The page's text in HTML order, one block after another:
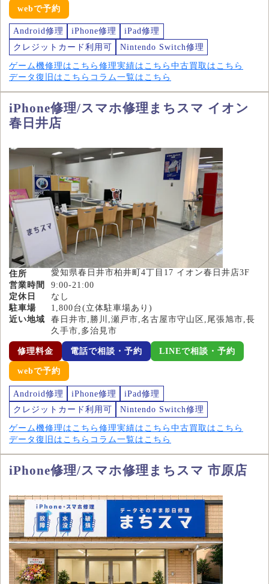
webで予約
Android修理 iPhone修理
iPad修理
クレジットカード利用可
Nintendo Switch修理
ゲーム機修理はこちら 修理実績はこちら 中古買取はこちら
データ復旧はこちら コラム一覧はこちら
iPhone修理/スマホ修理まちスマ イオン
春日井店
住所
愛知県春日井市柏井町4丁目17 イオン春日井店3F
営業時間
9:00-21:00
定休日
なし
駐車場
1,800台(立体駐車場あり)
近い地域
春日井市,勝川,瀬戸市,名古屋市守山区,尾張旭市,長
久手市,多治見市
修理料金 電話で相談・予約 LINEで相談・予約
webで予約
Android修理 iPhone修理
iPad修理
クレジットカード利用可
Nintendo Switch修理
ゲーム機修理はこちら 修理実績はこちら 中古買取はこちら
データ復旧はこちら コラム一覧はこちら
iPhone修理/スマホ修理まちスマ 市原店